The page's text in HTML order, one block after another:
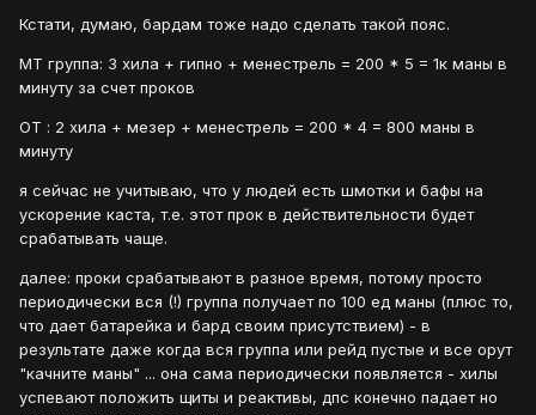
Кстати, думаю, бардам тоже надо сделать такой пояс.
МТ группа: 3 хила + гипно + менестрель = 200 * 5 = 1к маны в
минуту за счет проков
ОТ : 2 хила + мезер + менестрель = 200 * 4 = 800 маны в
минуту
я сейчас не учитываю, что у людей есть шмотки и бафы на
ускорение каста, т.е. этот прок в действительности будет
срабатывать чаще.
далее: проки срабатывают в разное время, потому просто
периодически вся (!) группа получает по 100 ед маны (плюс то,
что дает батарейка и бард своим присутствием) - в
результате даже когда вся группа или рейд пустые и все орут
"качните маны" ... она сама периодически появляется - хилы
успевают положить щиты и реактивы, дпс конечно падает но